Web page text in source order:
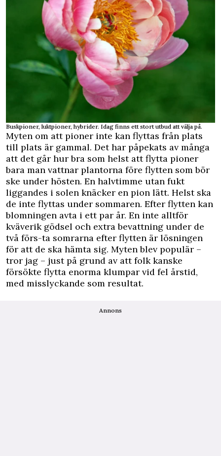
Buskpioner, luktpioner, hybrider. Idag finns ett stort utbud att välja på.
Myten om att pioner inte kan flyttas från plats
till plats är gammal. Det har påpekats av många
att det går hur bra som helst att flytta pioner
bara man vattnar plantorna före flytten som bör
ske under hösten. En halvtimme utan fukt
liggandes i solen knäcker en pion lätt. Helst ska
de inte flyttas under sommaren. Efter flytten kan
blomningen avta i ett par år. En inte alltför
kväverik gödsel och extra bevattning under de
två förs-ta somrarna efter flytten är lösningen
för att de ska hämta sig. Myten blev populär –
tror jag – just på grund av att folk kanske
försökte flytta enorma klumpar vid fel årstid,
med misslyckande som resultat.
Annons